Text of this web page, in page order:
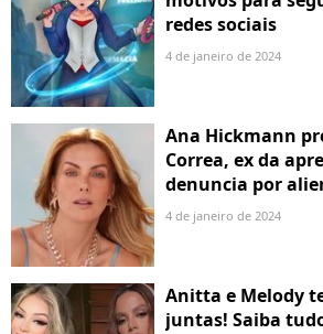
redes sociais
4 de janeiro de 2024
Ana Hickmann
Correa, ex da
denuncia por
4 de janeiro de 2024
Anitta e Melody
juntas! Saiba